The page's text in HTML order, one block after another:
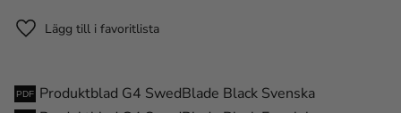
Lägg till i favoriter
Produktblad G4 SwedBlade Black Svenska